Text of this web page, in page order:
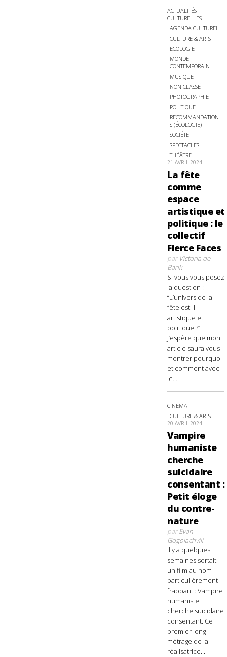
ACTUALITÉS
CULTURELLES
AGENDA CULTUREL
CULTURE & ARTS
ECOLOGIE
MONDE
CONTEMPORAIN
MUSIQUE
NON CLASSÉ
PHOTOGRAPHIE
POLITIQUE
RECOMMANDATION
S (ÉCOLOGIE)
SOCIÉTÉ
SPECTACLES
THÉÂTRE
21 AVRIL 2024
La fête
comme
espace
artistique et
politique : le
collectif
Fierce Faces
parVictoria de
Bank
Si vous vous posez
la question :
“L’univers de la
fête est-il
artistique et
politique ?”
J’espère que mon
article saura vous
montrer pourquoi
et comment avec
le...
CINÉMA
CULTURE & ARTS
20 AVRIL 2024
Vampire
humaniste
cherche
suicidaire
consentant :
Petit éloge
du contre-
nature
parEvan
Gogolachvili
Il y a quelques
semaines sortait
un film au nom
particulièrement
frappant : Vampire
humaniste
cherche suicidaire
consentant. Ce
premier long
métrage de la
réalisatrice...